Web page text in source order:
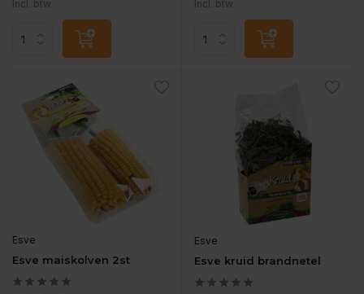
Incl. btw Incl. btw
Esve
Esve maiskolven 2st
Esve
Esve kruid brandnetel